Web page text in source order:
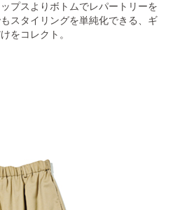
プスよりボトムでレパートリーを
スタイリングを単純化できる、ギ
をコレクト。